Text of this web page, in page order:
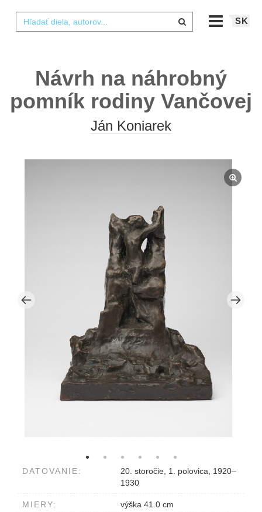
SK
Návrh na náhrobný
pomník rodiny Vančovej
Ján Koniarek
DATOVANIE:
20. storočie, 1. polovica, 1920–
1930
MIERY: výška 41.0 cm